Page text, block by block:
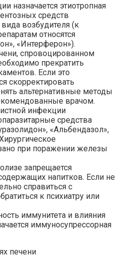
назначается этиотропная
средств
возбудителя (к
относятся
«Интерферон»).
спровоцированном
прекратить
Если это
скорректировать
альтернативные методы
врачом.
инфекции
средства
«Альбендазол»,
при поражении железы
запрещается
напитков. Если не
справиться с
к психиатру или
иммунитета и влияния
иммуносупрессорная